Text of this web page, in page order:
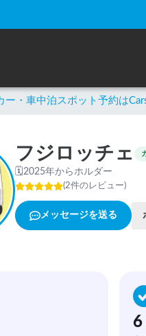
ー・車中泊スポット予約は
フジロッチェ
🗓2025年からホルダー
(2件のレビュー)
メッセージを送る
6